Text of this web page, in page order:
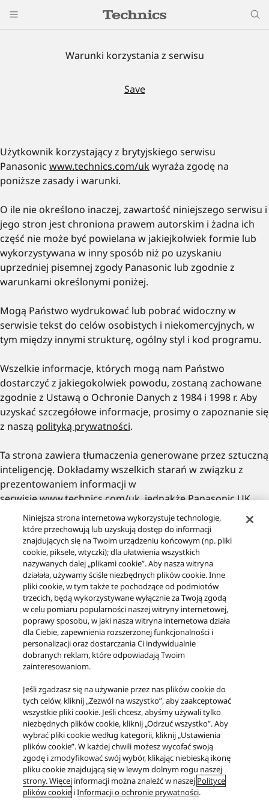
Warunki korzystania z serwisu
Save
Użytkownik korzystający z brytyjskiego serwisu
Panasonic www.technics.com/ukwyraża zgodę na
poniższe zasady i warunki.
O ile nie określono inaczej, zawartość niniejszego serwisu i
jego stron jest chroniona prawem autorskim i żadna ich
część nie może być powielana w jakiejkolwiek formie lub
wykorzystywana w inny sposób niż po uzyskaniu
uprzedniej pisemnej zgody Panasonic lub zgodnie z
warunkami określonymi poniżej.
Mogą Państwo wydrukować lub pobrać widoczny w
serwisie tekst do celów osobistych i niekomercyjnych, w
tym między innymi strukturę, ogólny styl i kod programu.
Wszelkie informacje, których mogą nam Państwo
dostarczyć z jakiegokolwiek powodu, zostaną zachowane
zgodnie z Ustawą o Ochronie Danych z 1984 i 1998 r. Aby
uzyskać szczegółowe informacje, prosimy o zapoznanie się
z naszą polityką prywatności.
Ta strona zawiera tłumaczenia generowane przez sztuczną
inteligencję. Dokładamy wszelkich starań w związku z
prezentowaniem informacji w
serwisiewww.technics.com/uk, jednakże Panasonic UK
Ltd. nie ponosi odpowiedzialności za jakiekolwiek błędy lub
pominięcia. Wzornictwo, specyfikacje i ceny mogą ulec
zmianie bez wcześniejszego powiadomienia.
Wszystkie zdjęcia i filmy monitorów i odbiorników TV są
symulowane i zamieszczone wyłącznie w celach
poglądowych.
Siedziba:
Panasonic UK – oddział firmy Panasonic Marketing Europe
GmbH
Panasonic House,
Willoughby Road,
Bracknell, Berkshire,
RG12 8FP,
Firma zarejestrowana w Anglii i Walii – numer oddziału
BR015033
Niniejsza strona internetowa wykorzystuje technologie,
które przechowują lub uzyskują dostęp do informacji
znajdujących się na Twoim urządzeniu końcowym (np. pliki
cookie, piksele, wtyczki); dla ułatwienia wszystkich
nazywanych dalej „plikami cookie”. Aby nasza witryna
działała, używamy ściśle niezbędnych plików cookie. Inne
pliki cookie, w tym także te pochodzące od podmiotów
trzecich, będą wykorzystywane wyłącznie za Twoją zgodą
w celu pomiaru popularności naszej witryny internetowej,
poprawy sposobu, w jaki nasza witryna internetowa działa
dla Ciebie, zapewnienia rozszerzonej funkcjonalności i
personalizacji oraz dostarczania Ci indywidualnie
dobranych reklam, które odpowiadają Twoim
zainteresowaniom.
Jeśli zgadzasz się na używanie przez nas plików cookie do
tych celów, kliknij „Zezwól na wszystko”, aby zaakceptować
wszystkie pliki cookie. Jeśli chcesz, abyśmy używali tylko
niezbędnych plików cookie, kliknij „Odrzuć wszystko”. Aby
wybrać pliki cookie według kategorii, kliknij „Ustawienia
plików cookie”. W każdej chwili możesz wycofać swoją
zgodę i zmodyfikować swój wybór, klikając niebieską ikonę
pliku cookie znajdującą się w lewym dolnym rogu naszej
strony. Więcej informacji można znaleźć w naszej Polityce
plików cookie iInformacji o ochronie prywatności.